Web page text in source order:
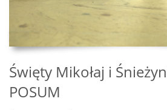
Święty Mikołaj i
POSUM